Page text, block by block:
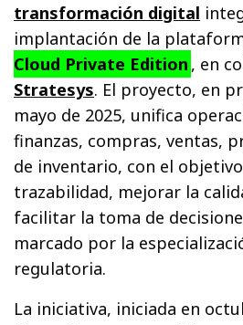
transformación digital
implantación de la
Cloud Private Edition , en
Stratesys. El proyecto, en
mayo de 2025, unifica
finanzas, compras, ventas,
de inventario, con el
trazabilidad, mejorar la
facilitar la toma de
marcado por la
regulatoria.
La iniciativa, iniciada en